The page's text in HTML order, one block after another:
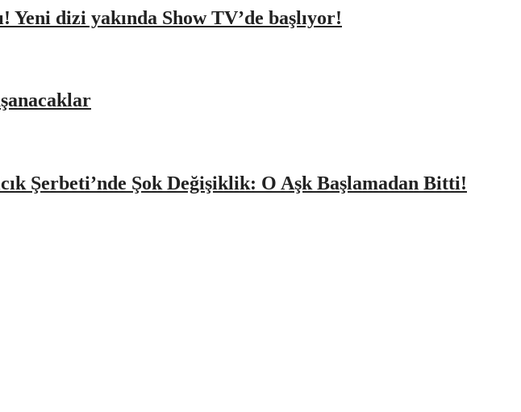
dizi yakında Show TV’de başlıyor!
Şerbeti’nde Şok Değişiklik: O Aşk Başlamadan Bitti!